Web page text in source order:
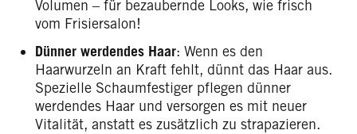
Volumen – für bezaubernde Looks, wie frisch
vom Frisiersalon!
Dünner werdendes Haar: Wenn es den
Haarwurzeln an Kraft fehlt, dünnt das Haar aus.
Spezielle Schaumfestiger pflegen dünner
werdendes Haar und versorgen es mit neuer
Vitalität, anstatt es zusätzlich zu strapazieren.